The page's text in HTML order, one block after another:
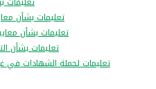
تعليمات بشأن
تعليمات بشأن
تعليمات بشأن
تعليمات لحملة الشهادات في